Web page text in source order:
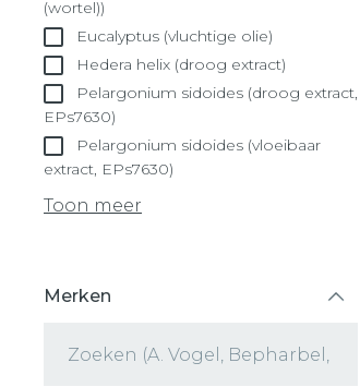
(wortel))
Eucalyptus (vluchtige olie)
Hedera helix (droog extract)
Pelargonium sidoides (droog extract,
EPs7630)
Pelargonium sidoides (vloeibaar
extract, EPs7630)
Toon meer
Merken